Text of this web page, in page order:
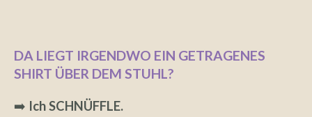
DA LIEGT IRGENDWO EIN GETRAGENES
SHIRT ÜBER DEM STUHL?
➡️ Ich SCHNÜFFLE.